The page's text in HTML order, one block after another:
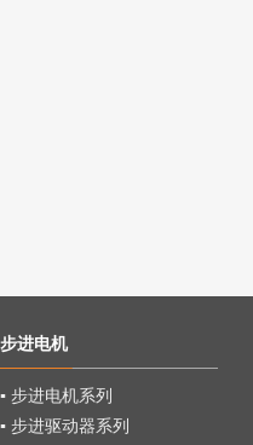
步进电机
▪ 步进电机系列
▪ 步进驱动器系列